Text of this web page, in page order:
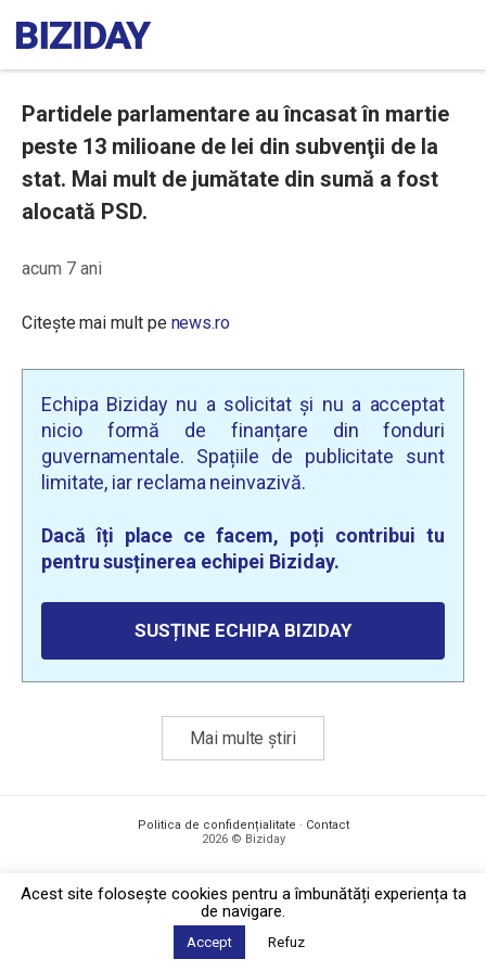
Partidele parlamentare au încasat în martie
peste 13 milioane de lei din subvenţii de la
stat. Mai mult de jumătate din sumă a fost
alocată PSD.
acum 7 ani
Citește mai mult pe news.ro
Echipa Biziday nu a solicitat și nu a acceptat
nicio formă de finanțare din fonduri
guvernamentale. Spațiile de publicitate sunt
limitate, iar reclama neinvazivă.
Dacă îți place ce facem, poți contribui tu
pentru susținerea echipei Biziday.
SUSȚINE ECHIPA BIZIDAY
Mai multe știri
Politica de confidențialitate · Contact
2026 © Biziday
Acest site foloseşte cookies pentru a îmbunătăți experiența ta
de navigare.
Accept Refuz